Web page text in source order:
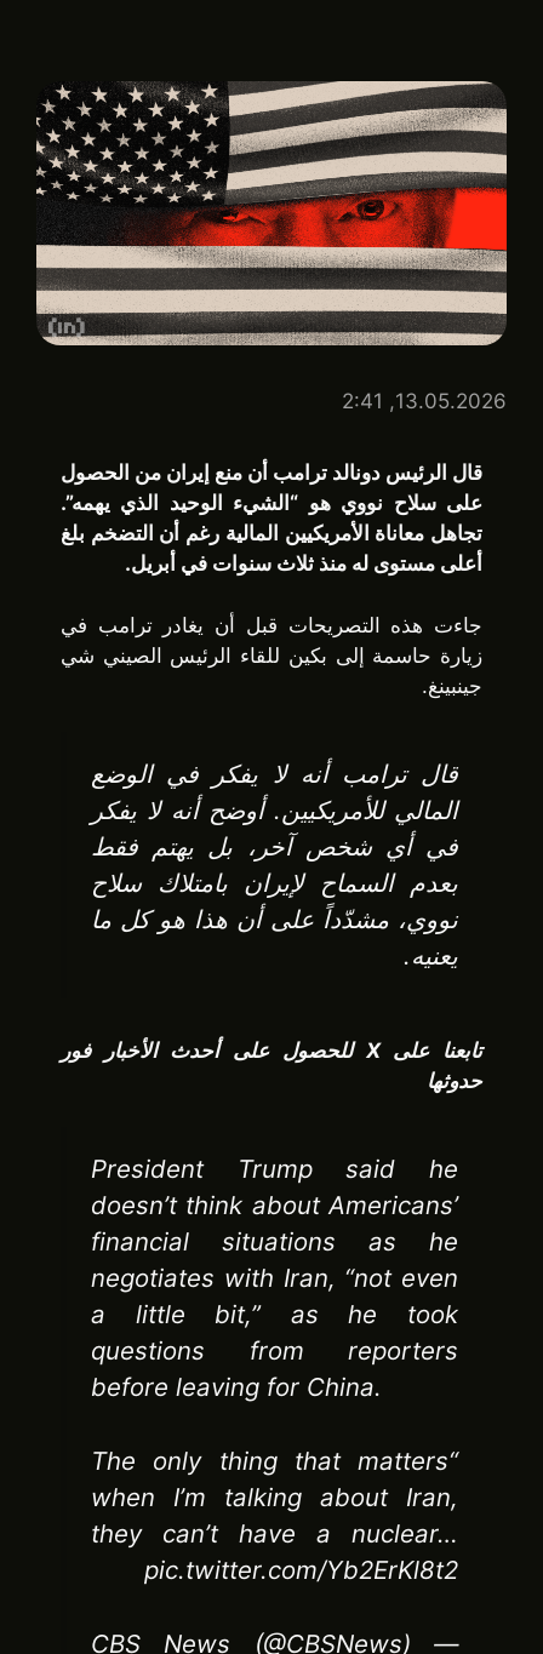
13.05.2026, 2:41
قال الرئيس دونالد ترامب أن منع إيران من الحصول
على سلاح نووي هو “الشيء الوحيد الذي يهمه”.
تجاهل معاناة الأمريكيين المالية رغم أن التضخم بلغ
أعلى مستوى له منذ ثلاث سنوات في أبريل.
جاءت هذه التصريحات قبل أن يغادر ترامب في
زيارة حاسمة إلى بكين للقاء الرئيس الصيني شي
جينبينغ.
قال ترامب أنه لا يفكر في الوضع
المالي للأمريكيين. أوضح أنه لا يفكر
في أي شخص آخر، بل يهتم فقط
بعدم السماح لإيران بامتلاك سلاح
نووي، مشدّداً على أن هذا هو كل ما
يعنيه.
تابعنا على X للحصول على أحدث الأخبار فور
حدوثها
President Trump said he
doesn’t think about Americans’
financial situations as he
negotiates with Iran, “not even
a little bit,” as he took
questions from reporters
before leaving for China.
“The only thing that matters
when I’m talking about Iran,
they can’t have a nuclear…
pic.twitter.com/Yb2ErKl8t2
— CBS News (@CBSNews)